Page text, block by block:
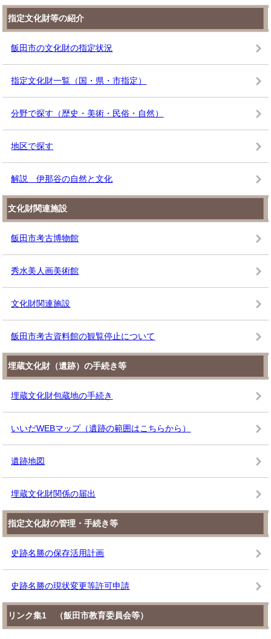
指定文化財等の紹介
飯田市の文化財の指定状況
指定文化財一覧（国・県・市指定）
分野で探す（歴史・美術・民俗・自然）
地区で探す
解説 伊那谷の自然と文化
文化財関連施設
飯田市考古博物館
秀水美人画美術館
文化財関連施設
飯田市考古資料館の観覧停止について
埋蔵文化財（遺跡）の手続き等
埋蔵文化財包蔵地の手続き
いいだWEBマップ（遺跡の範囲はこちらから）
遺跡地図
埋蔵文化財関係の届出
指定文化財の管理・手続き等
史跡名勝の保存活用計画
史跡名勝の現状変更等許可申請
リンク集1 （飯田市教育委員会等）